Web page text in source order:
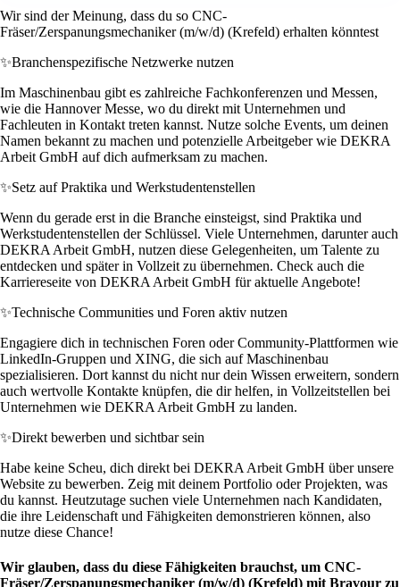
Wir sind der Meinung, dass du so CNC-
Fräser/Zerspanungsmechaniker (m/w/d) (Krefeld) erhalten könntest
✨Branchenspezifische Netzwerke nutzen
Im Maschinenbau gibt es zahlreiche Fachkonferenzen und Messen,
wie die Hannover Messe, wo du direkt mit Unternehmen und
Fachleuten in Kontakt treten kannst. Nutze solche Events, um deinen
Namen bekannt zu machen und potenzielle Arbeitgeber wie DEKRA
Arbeit GmbH auf dich aufmerksam zu machen.
✨Setz auf Praktika und Werkstudentenstellen
Wenn du gerade erst in die Branche einsteigst, sind Praktika und
Werkstudentenstellen der Schlüssel. Viele Unternehmen, darunter auch
DEKRA Arbeit GmbH, nutzen diese Gelegenheiten, um Talente zu
entdecken und später in Vollzeit zu übernehmen. Check auch die
Karriereseite von DEKRA Arbeit GmbH für aktuelle Angebote!
✨Technische Communities und Foren aktiv nutzen
Engagiere dich in technischen Foren oder Community-Plattformen wie
LinkedIn-Gruppen und XING, die sich auf Maschinenbau
spezialisieren. Dort kannst du nicht nur dein Wissen erweitern, sondern
auch wertvolle Kontakte knüpfen, die dir helfen, in Vollzeitstellen bei
Unternehmen wie DEKRA Arbeit GmbH zu landen.
✨Direkt bewerben und sichtbar sein
Habe keine Scheu, dich direkt bei DEKRA Arbeit GmbH über unsere
Website zu bewerben. Zeig mit deinem Portfolio oder Projekten, was
du kannst. Heutzutage suchen viele Unternehmen nach Kandidaten,
die ihre Leidenschaft und Fähigkeiten demonstrieren können, also
nutze diese Chance!
Wir glauben, dass du diese Fähigkeiten brauchst, um CNC-
Fräser/Zerspanungsmechaniker (m/w/d) (Krefeld) mit Bravour zu